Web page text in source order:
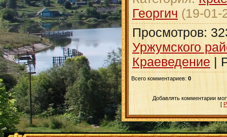
Георгич (19-01-
Просмотров:
Уржумского
Краеведение |
Всего комментариев: 0
Добавлять комментарии
[